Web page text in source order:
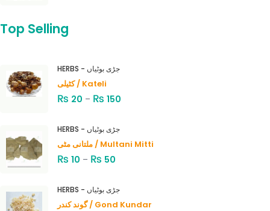
Top Selling
HERBS - جڑی بوٹیاں
کٹیلی / Kateli
₨ 20 – ₨ 150
HERBS - جڑی بوٹیاں
ملتانی مٹی / Multani Mitti
₨ 10 – ₨ 50
HERBS - جڑی بوٹیاں
گوند کندر / Gond Kundar